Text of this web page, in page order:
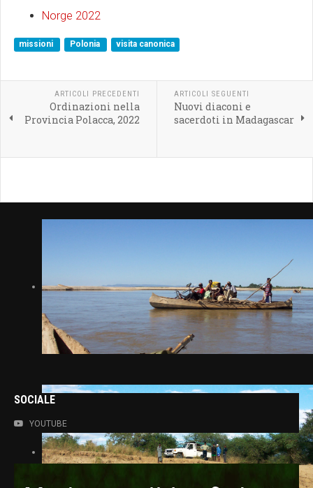
Norge 2022
missioni Polonia visita canonica
ARTICOLI PRECEDENTI
Ordinazioni nella
Provincia Polacca, 2022
ARTICOLI SEGUENTI
Nuovi diaconi e
sacerdoti in Madagascar
SOCIALE
YOUTUBE